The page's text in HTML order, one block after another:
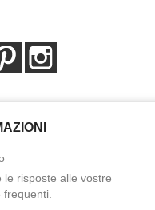
Pinterest
le risposte alle vostre
frequenti.